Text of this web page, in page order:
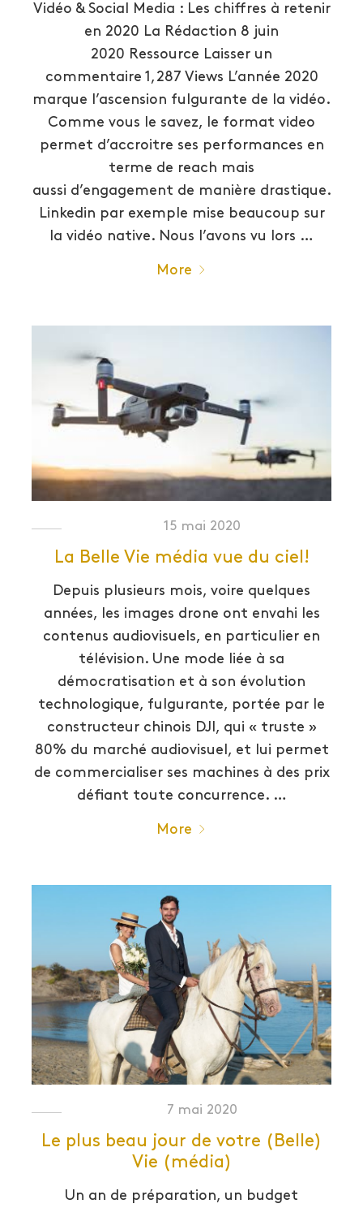
Vidéo & Social Media : Les chiffres à retenir
en 2020 La Rédaction 8 juin
2020 Ressource Laisser un
commentaire 1,287 Views L’année 2020
marque l’ascension fulgurante de la vidéo.
Comme vous le savez, le format video
permet d’accroitre ses performances en
terme de reach mais
aussi d’engagement de manière drastique.
Linkedin par exemple mise beaucoup sur
la vidéo native. Nous l’avons vu lors …
More
15 mai 2020
La Belle Vie média vue du ciel!
Depuis plusieurs mois, voire quelques
années, les images drone ont envahi les
contenus audiovisuels, en particulier en
télévision. Une mode liée à sa
démocratisation et à son évolution
technologique, fulgurante, portée par le
constructeur chinois DJI, qui « truste »
80% du marché audiovisuel, et lui permet
de commercialiser ses machines à des prix
défiant toute concurrence. …
More
7 mai 2020
Le plus beau jour de votre (Belle)
Vie (média)
Un an de préparation, un budget